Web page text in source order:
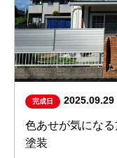
完成日 2025.09.29
色あせが気にな
塗装